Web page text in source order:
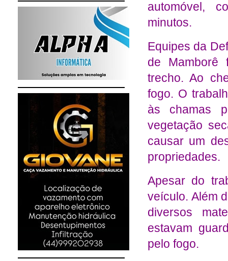
automóvel,
minutos.
Equipes da
de Mamborê
trecho. Ao
fogo. O
às chamas
vegetação
causar um
propriedades.
Apesar do
veículo. Além
diversos
estavam
pelo fogo.